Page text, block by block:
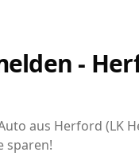
-
aus Herford (LK
sparen!